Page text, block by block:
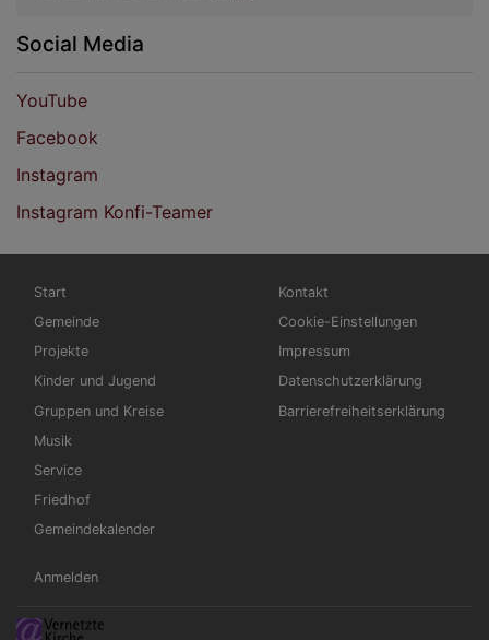
Social Media
YouTube
Facebook
Instagram
Instagram Konfi-Teamer
Hauptnavigation
Start
Gemeinde
Projekte
Kinder und Jugend
Gruppen und Kreise
Musik
Service
Friedhof
Gemeindekalender
Fußbereichsmenü
Kontakt
Cookie-Einstellungen
Impressum
Datenschutzerklärung
Barrierefreiheitserklärung
Benutzermenü
Anmelden